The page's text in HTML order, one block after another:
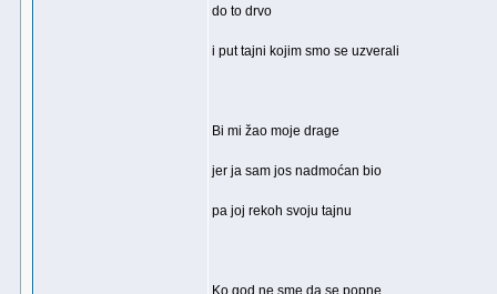
do to drvo
i put tajni kojim smo se uzverali
Bi mi žao moje drage
jer ja sam jos nadmoćan bio
pa joj rekoh svoju tajnu
Ko god ne sme da se popne